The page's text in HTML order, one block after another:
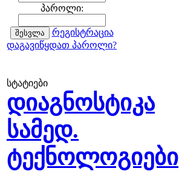
პაროლი:
რეგისტრაცია
დაგავიწყდათ პაროლი?
სტატიები
დიაგნოსტიკა
სამედ.
ტექნოლოგიები